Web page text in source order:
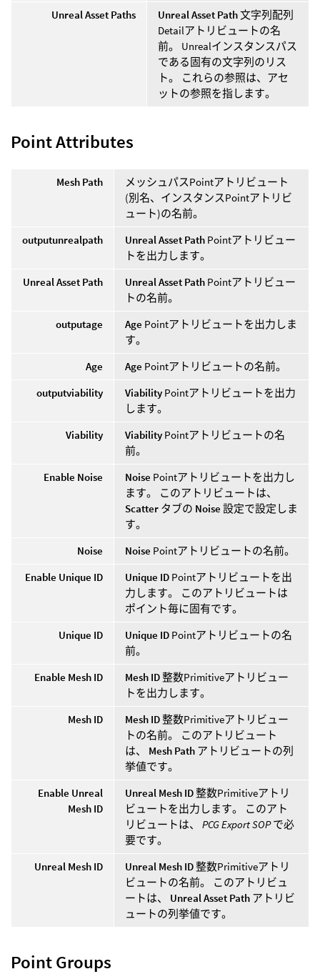
Unreal Asset Paths Unreal Asset Path文字列配列
Detailアトリビュートの名
前。 Unrealインスタンスパス
である固有の文字列のリス
ト。 これらの参照は、アセ
ットの参照を指します。
Point Attributes
Mesh Path
メッシュパスPointアトリビュート
(別名、インスタンスPointアトリビ
ュート)の名前。
outputunrealpath
Unreal Asset Path Pointアトリビュー
トを出力します。
Unreal Asset Path
Unreal Asset Path Pointアトリビュー
トの名前。
outputage
Age Pointアトリビュートを出力しま
す。
Age
Age Pointアトリビュートの名前。
outputviability
Viability Pointアトリビュートを出力
します。
Viability
Viability Pointアトリビュートの名
前。
Enable Noise
Noise Pointアトリビュートを出力し
ます。 このアトリビュートは、
Scatter タブの Noise 設定で設定しま
す。
Noise
Noise Pointアトリビュートの名前。
Enable Unique ID
Unique ID Pointアトリビュートを出
力します。 このアトリビュートは
ポイント毎に固有です。
Unique ID
Unique ID Pointアトリビュートの名
前。
Enable Mesh ID
Mesh ID 整数Primitiveアトリビュー
トを出力します。
Mesh ID
Mesh ID 整数Primitiveアトリビュー
トの名前。 このアトリビュート
は、 Mesh Path アトリビュートの列
挙値です。
Enable Unreal
Mesh ID
Unreal Mesh ID 整数Primitiveアトリ
ビュートを出力します。 このアト
リビュートは、 PCG Export SOPで必
要です。
Unreal Mesh ID
Unreal Mesh ID 整数Primitiveアトリ
ビュートの名前。 このアトリビュ
ートは、 Unreal Asset Path アトリビ
ュートの列挙値です。
Point Groups